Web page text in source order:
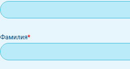
Фамилия